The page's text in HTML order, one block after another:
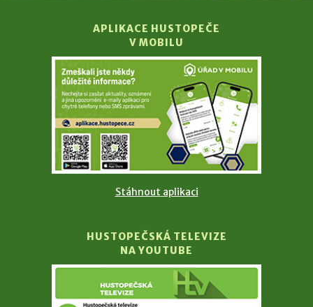
APLIKACE HUSTOPEČE
V MOBILU
Stáhnout aplikaci
HUSTOPEČSKÁ TELEVIZE
NA YOUTUBE